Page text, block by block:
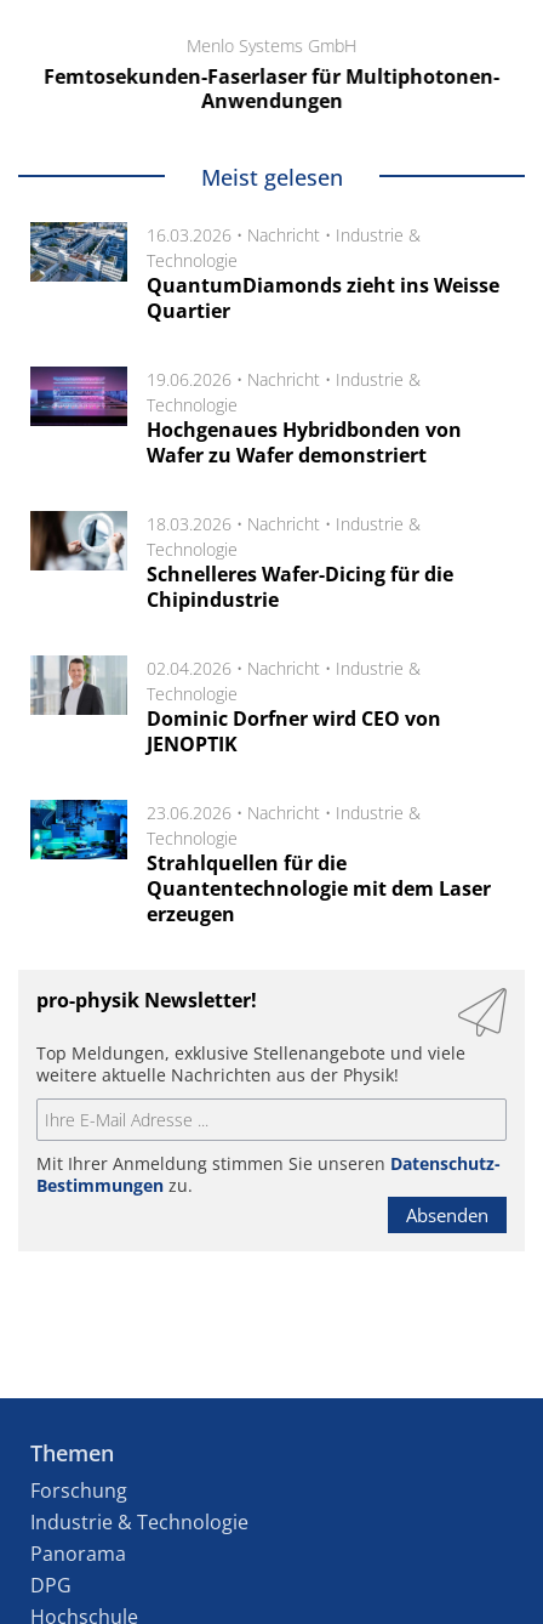
Menlo Systems GmbH
Femtosekunden-Faserlaser für Multiphotonen-
Anwendungen
Meist gelesen
16.03.2026 • Nachricht • Industrie &
Technologie
QuantumDiamonds zieht ins Weisse
Quartier
19.06.2026 • Nachricht • Industrie &
Technologie
Hochgenaues Hybridbonden von
Wafer zu Wafer demonstriert
18.03.2026 • Nachricht • Industrie &
Technologie
Schnelleres Wafer-Dicing für die
Chipindustrie
02.04.2026 • Nachricht • Industrie &
Technologie
Dominic Dorfner wird CEO von
JENOPTIK
23.06.2026 • Nachricht • Industrie &
Technologie
Strahlquellen für die
Quantentechnologie mit dem Laser
erzeugen
pro-physik Newsletter!
Top Meldungen, exklusive Stellenangebote und viele
weitere aktuelle Nachrichten aus der Physik!
Mit Ihrer Anmeldung stimmen Sie unseren Datenschutz-
Bestimmungen zu.
Absenden
Themen
Forschung
Industrie & Technologie
Panorama
DPG
Hochschule